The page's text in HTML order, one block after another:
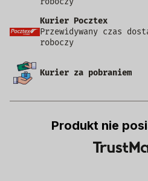
Kurier Pocztex
Przewidywany czas
roboczy
Kurier za pobraniem
Produkt nie